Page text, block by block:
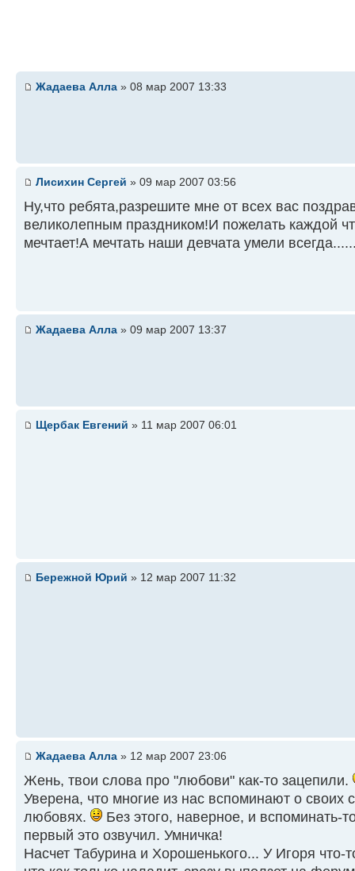
Жадаева Алла » 08 мар 2007 13:33
Лисихин Сергей » 09 мар 2007 03:56
Ну,что ребята,разрешите мне от всех вас
великолепным праздником!И пожелать каждой
мечтает!А мечтать наши девчата умели
Жадаева Алла » 09 мар 2007 13:37
Щербак Евгений » 11 мар 2007 06:01
Бережной Юрий » 12 мар 2007 11:32
Жадаева Алла » 12 мар 2007 23:06
Жень, твои слова про "любови" как-то зацепили.
Уверена, что многие из нас вспоминают о своих
любовях.
Без этого, наверное, и вспоминать-
первый это озвучил. Умничка!
Насчет Табурина и Хорошенького... У Игоря